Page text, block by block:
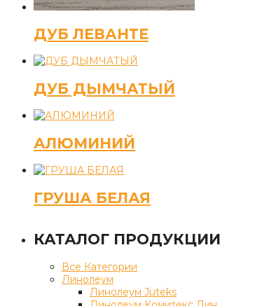
ДУБ ЛЕВАНТЕ
ДУБ ДЫМЧАТЫЙ
АЛЮМИНИЙ
ГРУША БЕЛАЯ
КАТАЛОГ ПРОДУКЦИИ
Все Категории
Линолеум
Линолеум Juteks